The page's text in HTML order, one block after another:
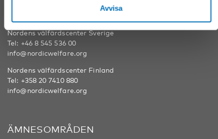
Avvisa
Nordens välfärdscenter Sverige
Tel: +46 8 545 536 00
info@nordicwelfare.org
Nordens välfärdscenter Finland
Tel: +358 20 7410 880
info@nordicwelfare.org
ÄMNESOMRÅDEN